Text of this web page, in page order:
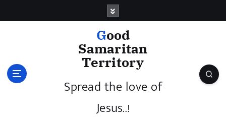
Good
Samaritan
Territory
Spread the love of
Jesus..!